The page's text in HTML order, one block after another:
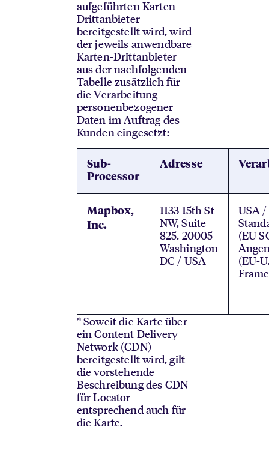
aufgeführten Karten-
Drittanbieter
bereitgestellt wird, wird
der jeweils anwendbare
Karten-Drittanbieter
aus der nachfolgenden
Tabelle zusätzlich für
die Verarbeitung
personenbezogener
Daten im Auftrag des
Kunden eingesetzt:
Sub-
Processor
Adresse
Mapbox,
Inc.
1133 15th St
NW, Suite
825, 20005
Washington
DC / USA
USA /
(EU
(EU-
* Soweit die Karte über
ein Content Delivery
Network (CDN)
bereitgestellt wird, gilt
die vorstehende
Beschreibung des CDN
für Locator
entsprechend auch für
die Karte.